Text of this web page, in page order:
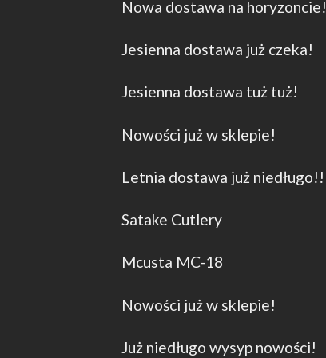
Nowa dostawa na horyzoncie!
Jesienna dostawa już czeka!
Jesienna dostawa tuż tuż!
Nowości już w sklepie!
Letnia dostawa już niedługo!!
Satake Cutlery
Mcusta MC-18
Nowości już w sklepie!
Już niedługo wysyp nowości!